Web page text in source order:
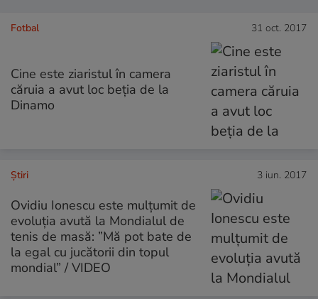
Fotbal 31 oct. 2017
Cine este ziaristul în camera
căruia a avut loc beția de la
Dinamo
Ştiri 3 iun. 2017
Ovidiu Ionescu este mulțumit de
evoluția avută la Mondialul de
tenis de masă: ”Mă pot bate de
la egal cu jucătorii din topul
mondial” / VIDEO